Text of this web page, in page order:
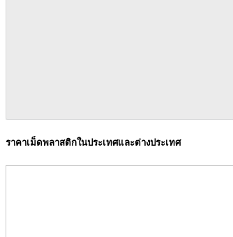
ราคาเม็ดพลาสติกในประเทศและต่างประเทศ